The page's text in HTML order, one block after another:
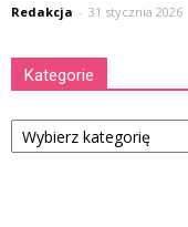
Redakcja - 31 stycznia 2026
Kategorie
Kategorie